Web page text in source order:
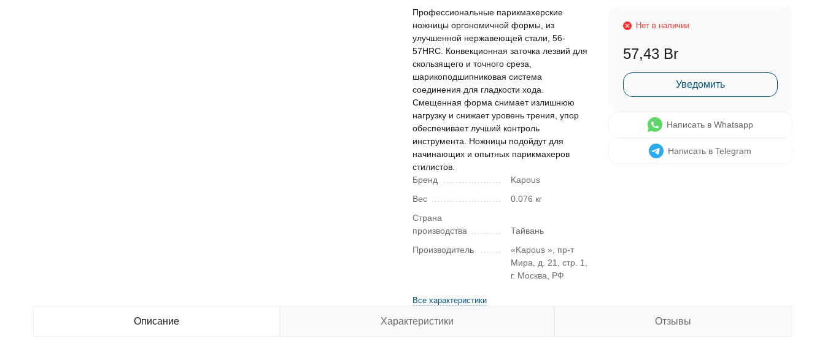
Профессиональные парикмахерские
ножницы оргономичной формы, из
улучшенной нержавеющей стали, 56-
57HRC. Конвекционная заточка лезвий для
скользящего и точного среза,
шарикоподшипниковая система
соединения для гладкости хода.
Смещенная форма снимает излишнюю
нагрузку и снижает уровень трения, упор
обеспечивает лучший контроль
инструмента. Ножницы подойдут для
начинающих и опытных парикмахеров
стилистов.
Бренд
Kapous
Вес
0.076 кг
Страна
производства
Тайвань
Производитель
«Kapous », пр-т
Мира, д. 21, стр. 1,
г. Москва, РФ
Все характеристики
Нет в наличии
57,43 Br
Уведомить
Написать в Whatsapp
Написать в Telegram
Описание Характеристики Отзывы